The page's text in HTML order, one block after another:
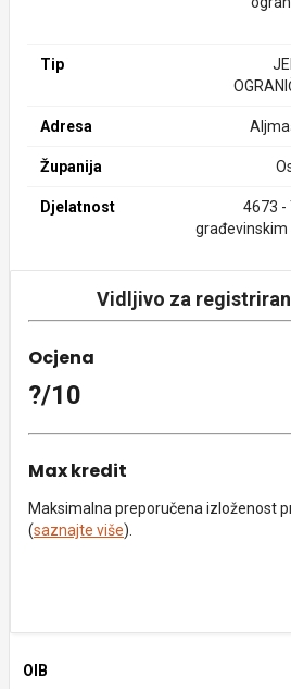
Tip
Adresa
Županija
Djelatnost
4673 -
Vidljivo za
Ocjena
?/10
Max kredit
Maksimalna preporučena izloženost
(saznajte više).
OIB